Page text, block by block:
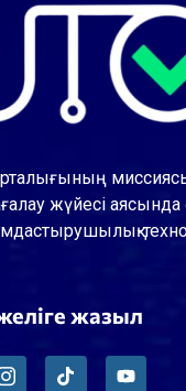
жүйесі аясында
жазыл